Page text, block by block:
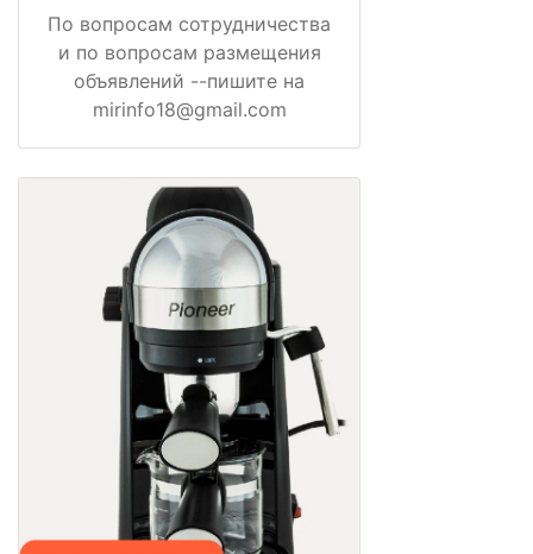
По вопросам сотрудничества
и по вопросам размещения
объявлений --пишите на
mirinfo18@gmail.com